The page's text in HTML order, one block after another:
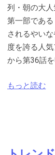
列・朝の大人
第一部である
されるやい
度を誇る人
から第36話を
もっと読む